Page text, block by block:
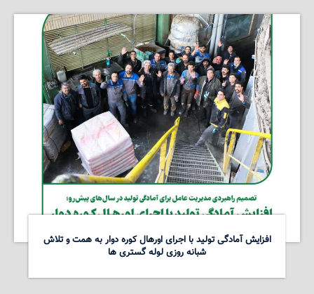
افزایش آمادگی تولید با اجرای اورهال کوره دوار به همت و تلاش
شبانه روزی لوله گستری ها